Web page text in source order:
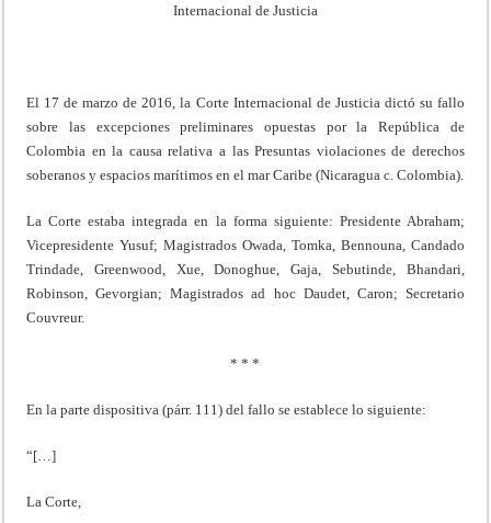
Internacional de Justicia
El 17 de marzo de 2016, la Corte Internacional de Justicia dictó su fallo
sobre las excepciones preliminares opuestas por la República de
Colombia en la causa relativa a las Presuntas violaciones de derechos
soberanos y espacios marítimos en el mar Caribe (Nicaragua c. Colombia).
La Corte estaba integrada en la forma siguiente: Presidente Abraham;
Vicepresidente Yusuf; Magistrados Owada, Tomka, Bennouna, Candado
Trindade, Greenwood, Xue, Donoghue, Gaja, Sebutinde, Bhandari,
Robinson, Gevorgian; Magistrados ad hoc Daudet, Caron; Secretario
Couvreur.
* * *
En la parte dispositiva (párr. 111) del fallo se establece lo siguiente:
“[…]
La Corte,